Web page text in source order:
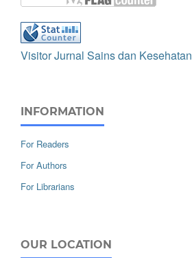
Visitor Jurnal Sains dan Kesehatan
INFORMATION
For Readers
For Authors
For Librarians
OUR LOCATION